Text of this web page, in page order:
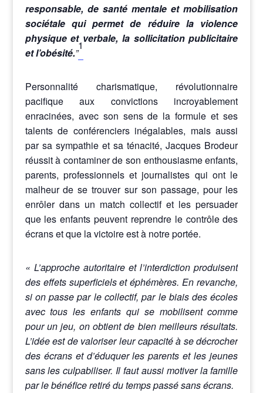
responsable, de santé mentale et mobilisation
sociétale qui permet de réduire la violence
physique et verbale, la sollicitation publicitaire
et l’obésité.”
1
Personnalité charismatique, révolutionnaire
pacifique aux convictions incroyablement
enracinées, avec son sens de la formule et ses
talents de conférenciers inégalables, mais aussi
par sa sympathie et sa ténacité, Jacques Brodeur
réussit à contaminer de son enthousiasme enfants,
parents, professionnels et journalistes qui ont le
malheur de se trouver sur son passage, pour les
enrôler dans un match collectif et les persuader
que les enfants peuvent reprendre le contrôle des
écrans et que la victoire est à notre portée.
« L’approche autoritaire et l’interdiction produisent
des effets superficiels et éphémères. En revanche,
si on passe par le collectif, par le biais des écoles
avec tous les enfants qui se mobilisent comme
pour un jeu, on obtient de bien meilleurs résultats.
L’idée est de valoriser leur capacité à se décrocher
des écrans et d’éduquer les parents et les jeunes
sans les culpabiliser. Il faut aussi motiver la famille
par le bénéfice retiré du temps passé sans écrans.